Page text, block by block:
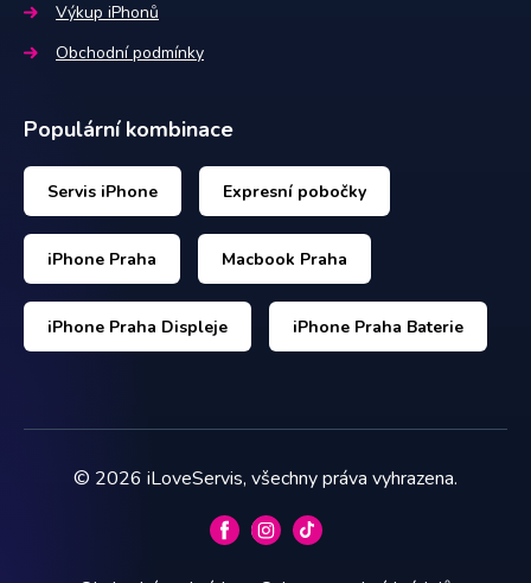
Výkup iPhonů
Obchodní podmínky
Populární kombinace
Servis iPhone Expresní pobočky
iPhone Praha Macbook Praha
iPhone Praha Displeje iPhone Praha Baterie
© 2026 iLoveServis, všechny práva vyhrazena.